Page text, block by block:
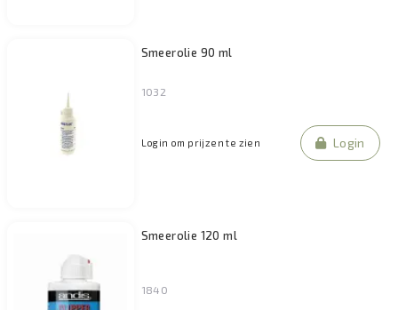
Smeerolie 90 ml
1032
Login om prijzen te zien Login
Smeerolie 120 ml
1840